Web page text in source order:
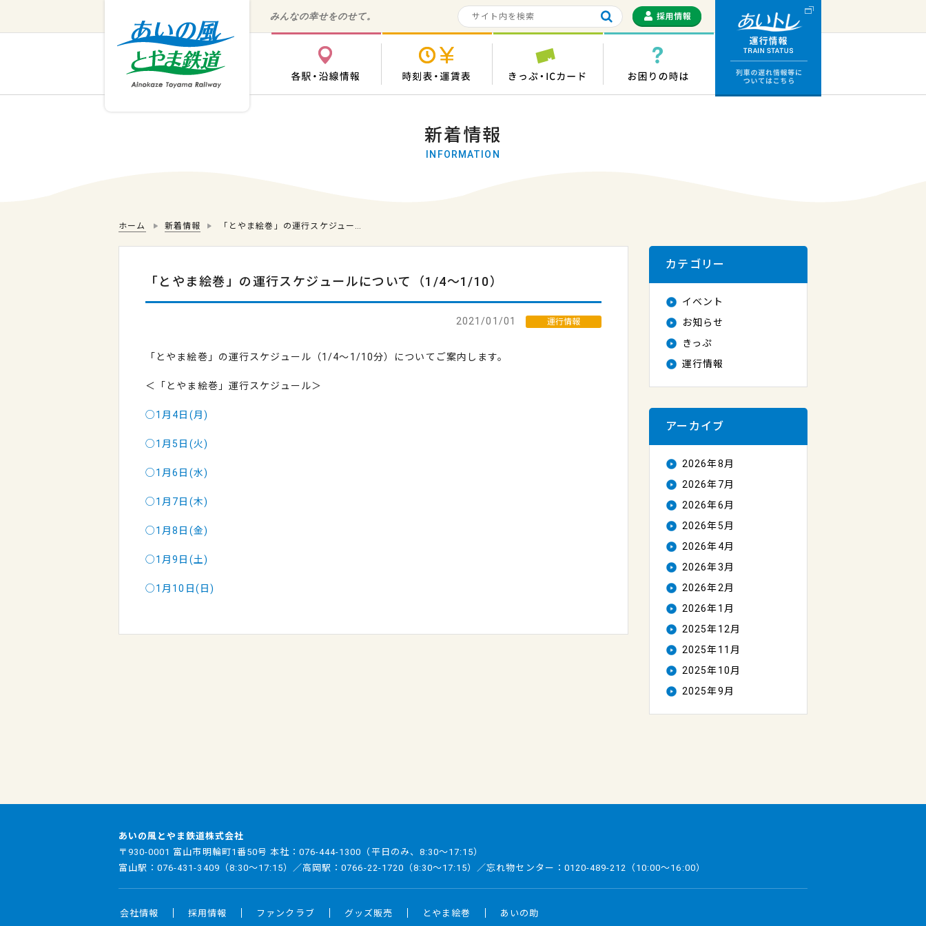
みんなの幸せをのせて。
各駅・沿線情報 時刻表・運賃表 きっぷ・ICカード お困りの時は
新着情報
INFORMATION
ホーム 新着情報 「とやま絵巻」の運行スケジュー…
「とやま絵巻」の運行スケジュールについて（1/4～1/10）
2021/01/01 運行情報
「とやま絵巻」の運行スケジュール（1/4～1/10分）についてご案内します。
＜「とやま絵巻」運行スケジュール＞
○1月4日(月)
○1月5日(火)
○1月6日(水)
○1月7日(木)
○1月8日(金)
○1月9日(土)
○1月10日(日)
カテゴリー
イベント
お知らせ
きっぷ
運行情報
アーカイブ
2026年8月
2026年7月
2026年6月
2026年5月
2026年4月
2026年3月
2026年2月
2026年1月
2025年12月
2025年11月
2025年10月
2025年9月
あいの風とやま鉄道株式会社
〒930-0001 富山市明輪町1番50号 本社： 076-444-1300 （平日のみ、8:30～17:15）
富山駅：076-431-3409 （8:30～17:15）／高岡駅：0766-22-1720 （8:30～17:15）／忘れ物センター： 0120-489-212 （10:00～16:00）
会社情報 採用情報 ファンクラブ グッズ販売 とやま絵巻 あいの助